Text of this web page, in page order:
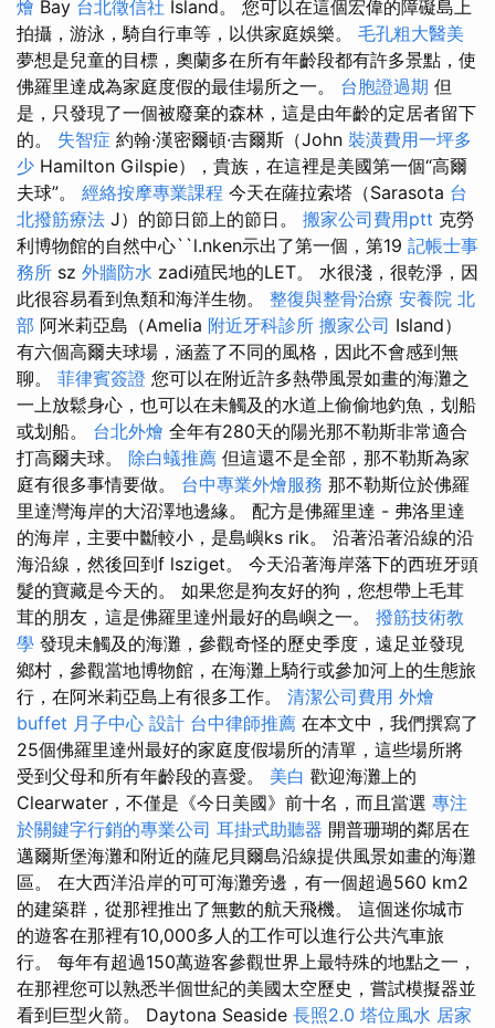
燴 Bay 台北徵信社 Island。 您可以在這個宏偉的障礙島上
拍攝，游泳，騎自行車等，以供家庭娛樂。 毛孔粗大醫美
夢想是兒童的目標，奧蘭多在所有年齡段都有許多景點，使
佛羅里達成為家庭度假的最佳場所之一。 台胞證過期 但
是，只發現了一個被廢棄的森林，這是由年齡的定居者留下
的。 失智症 約翰·漢密爾頓·吉爾斯（John 裝潢費用一坪多
少 Hamilton Gilspie），貴族，在這裡是美國第一個“高爾
夫球”。 經絡按摩專業課程 今天在薩拉索塔（Sarasota 台
北撥筋療法 J）的節日節上的節日。 搬家公司費用ptt 克勞
利博物館的自然中心``l.nken示出了第一個，第19 記帳士事
務所 sz 外牆防水 zadi殖民地的LET。 水很淺，很乾淨，因
此很容易看到魚類和海洋生物。 整復與整骨治療 安養院 北
部 阿米莉亞島（Amelia 附近牙科診所 搬家公司 Island）
有六個高爾夫球場，涵蓋了不同的風格，因此不會感到無
聊。 菲律賓簽證 您可以在附近許多熱帶風景如畫的海灘之
一上放鬆身心，也可以在未觸及的水道上偷偷地釣魚，划船
或划船。 台北外燴 全年有280天的陽光那不勒斯非常適合
打高爾夫球。 除白蟻推薦 但這還不是全部，那不勒斯為家
庭有很多事情要做。 台中專業外燴服務 那不勒斯位於佛羅
里達灣海岸的大沼澤地邊緣。 配方是佛羅里達 - 弗洛里達
的海岸，主要中斷較小，是島嶼ks rik。 沿著沿著沿線的沿
海沿線，然後回到f lsziget。 今天沿著海岸落下的西班牙頭
髮的寶藏是今天的。 如果您是狗友好的狗，您想帶上毛茸
茸的朋友，這是佛羅里達州最好的島嶼之一。 撥筋技術教
學 發現未觸及的海灘，參觀奇怪的歷史季度，遠足並發現
鄉村，參觀當地博物館，在海灘上騎行或參加河上的生態旅
行，在阿米莉亞島上有很多工作。 清潔公司費用 外燴
buffet 月子中心 設計 台中律師推薦 在本文中，我們撰寫了
25個佛羅里達州最好的家庭度假場所的清單，這些場所將
受到父母和所有年齡段的喜愛。 美白 歡迎海灘上的
Clearwater，不僅是《今日美國》前十名，而且當選 專注
於關鍵字行銷的專業公司 耳掛式助聽器 開普珊瑚的鄰居在
邁爾斯堡海灘和附近的薩尼貝爾島沿線提供風景如畫的海灘
區。 在大西洋沿岸的可可海灘旁邊，有一個超過560 km2
的建築群，從那裡推出了無數的航天飛機。 這個迷你城市
的遊客在那裡有10,000多人的工作可以進行公共汽車旅
行。 每年有超過150萬遊客參觀世界上最特殊的地點之一，
在那裡您可以熟悉半個世紀的美國太空歷史，嘗試模擬器並
看到巨型火箭。 Daytona Seaside 長照2.0 塔位風水 居家